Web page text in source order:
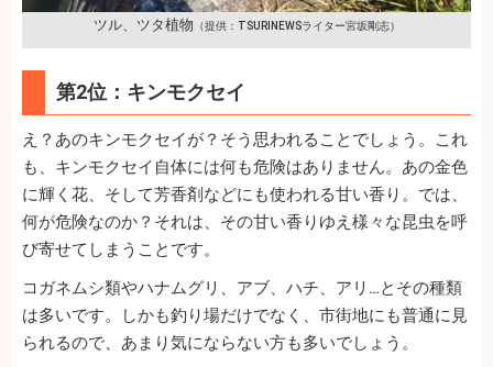
ツル、ツタ植物 （提供：TSURINEWSライター宮坂剛志）
第2位：キンモクセイ
え？あのキンモクセイが？そう思われることでしょう。これ
も、キンモクセイ自体には何も危険はありません。あの金色
に輝く花、そして芳香剤などにも使われる甘い香り。では、
何が危険なのか？それは、その甘い香りゆえ様々な昆虫を呼
び寄せてしまうことです。
コガネムシ類やハナムグリ、アブ、ハチ、アリ…とその種類
は多いです。しかも釣り場だけでなく、市街地にも普通に見
られるので、あまり気にならない方も多いでしょう。